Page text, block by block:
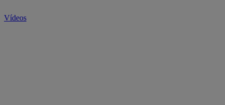
Vídeos